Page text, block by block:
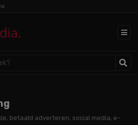
betaald adverteren, social media, e-